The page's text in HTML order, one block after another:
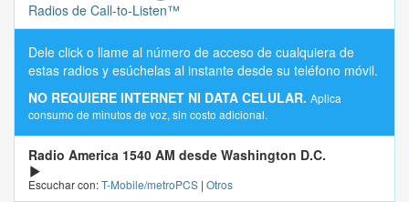
Radios de Call-to-Listen™
Dele click o llame al número de acceso de cualquiera de
estas radios y esúchelas al instante desde su teléfono móvil.
NO REQUIERE INTERNET NI DATA CELULAR. Aplica
consumo de minutos de voz, sin costo adicional.
Radio America 1540 AM desde Washington D.C.
Escuchar con:T-Mobile/metroPCS | Otros